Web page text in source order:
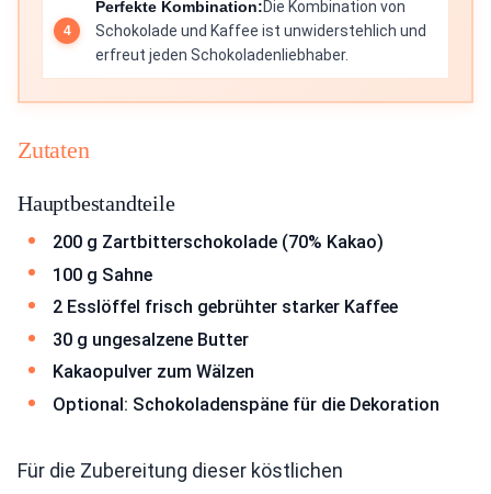
Perfekte Kombination:Die Kombination von
Schokolade und Kaffee ist unwiderstehlich und
erfreut jeden Schokoladenliebhaber.
Zutaten
Hauptbestandteile
200 g Zartbitterschokolade (70% Kakao)
100 g Sahne
2 Esslöffel frisch gebrühter starker Kaffee
30 g ungesalzene Butter
Kakaopulver zum Wälzen
Optional: Schokoladenspäne für die Dekoration
Für die Zubereitung dieser köstlichen